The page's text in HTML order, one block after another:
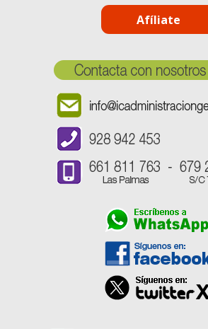
Afíliate